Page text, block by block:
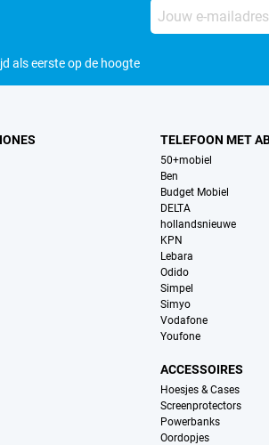
als eerste op de hoogte
TELEFOON MET
50+mobiel
Ben
Budget Mobiel
DELTA
hollandsnieuwe
KPN
Lebara
Odido
Simpel
Simyo
Vodafone
Youfone
ACCESSOIRES
Hoesjes & Cases
Screenprotectors
Powerbanks
Oordopjes